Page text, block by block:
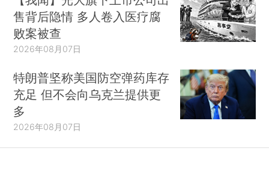
售背后隐情 多人卷入医疗腐
败案被查
2026年08月07日
特朗普坚称美国防空弹药库存
充足 但不会向乌克兰提供更
多
2026年08月07日